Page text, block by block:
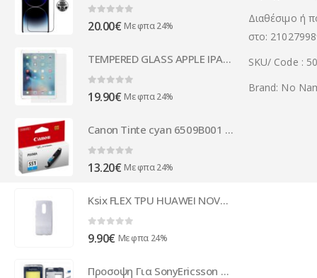
Διαθέσιμο ή
στο:
SKU/ Code :
Brand: No
0 out of 5
20.00€ Με φπα 24%
TEMPERED GLASS APPLE IPAD PRO 12,9''
0 out of 5
19.90€ Με φπα 24%
Canon Tinte cyan 6509B001 | CANON - 6509B001
0 out of 5
13.20€ Με φπα 24%
Ksix FLEX TPU HUAWEI NOVA PLUS trans backcover
0 out of 5
9.90€ Με φπα 24%
Προσοψη Για SonyEricsson C702 Τυρκουαζ Full Με Τζαμακι Μαυρο,Κλειστρο Καμερας Ασημι,Μεσαιο,Πλαστικα Κουμπακια